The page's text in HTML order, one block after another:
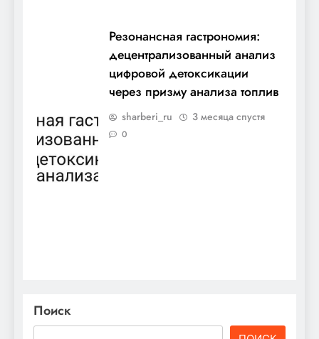
Резонансная гастрономия:
децентрализованный анализ
цифровой детоксикации
через призму анализа топлив
sharberi_ru 3 месяца спустя
0
Поиск